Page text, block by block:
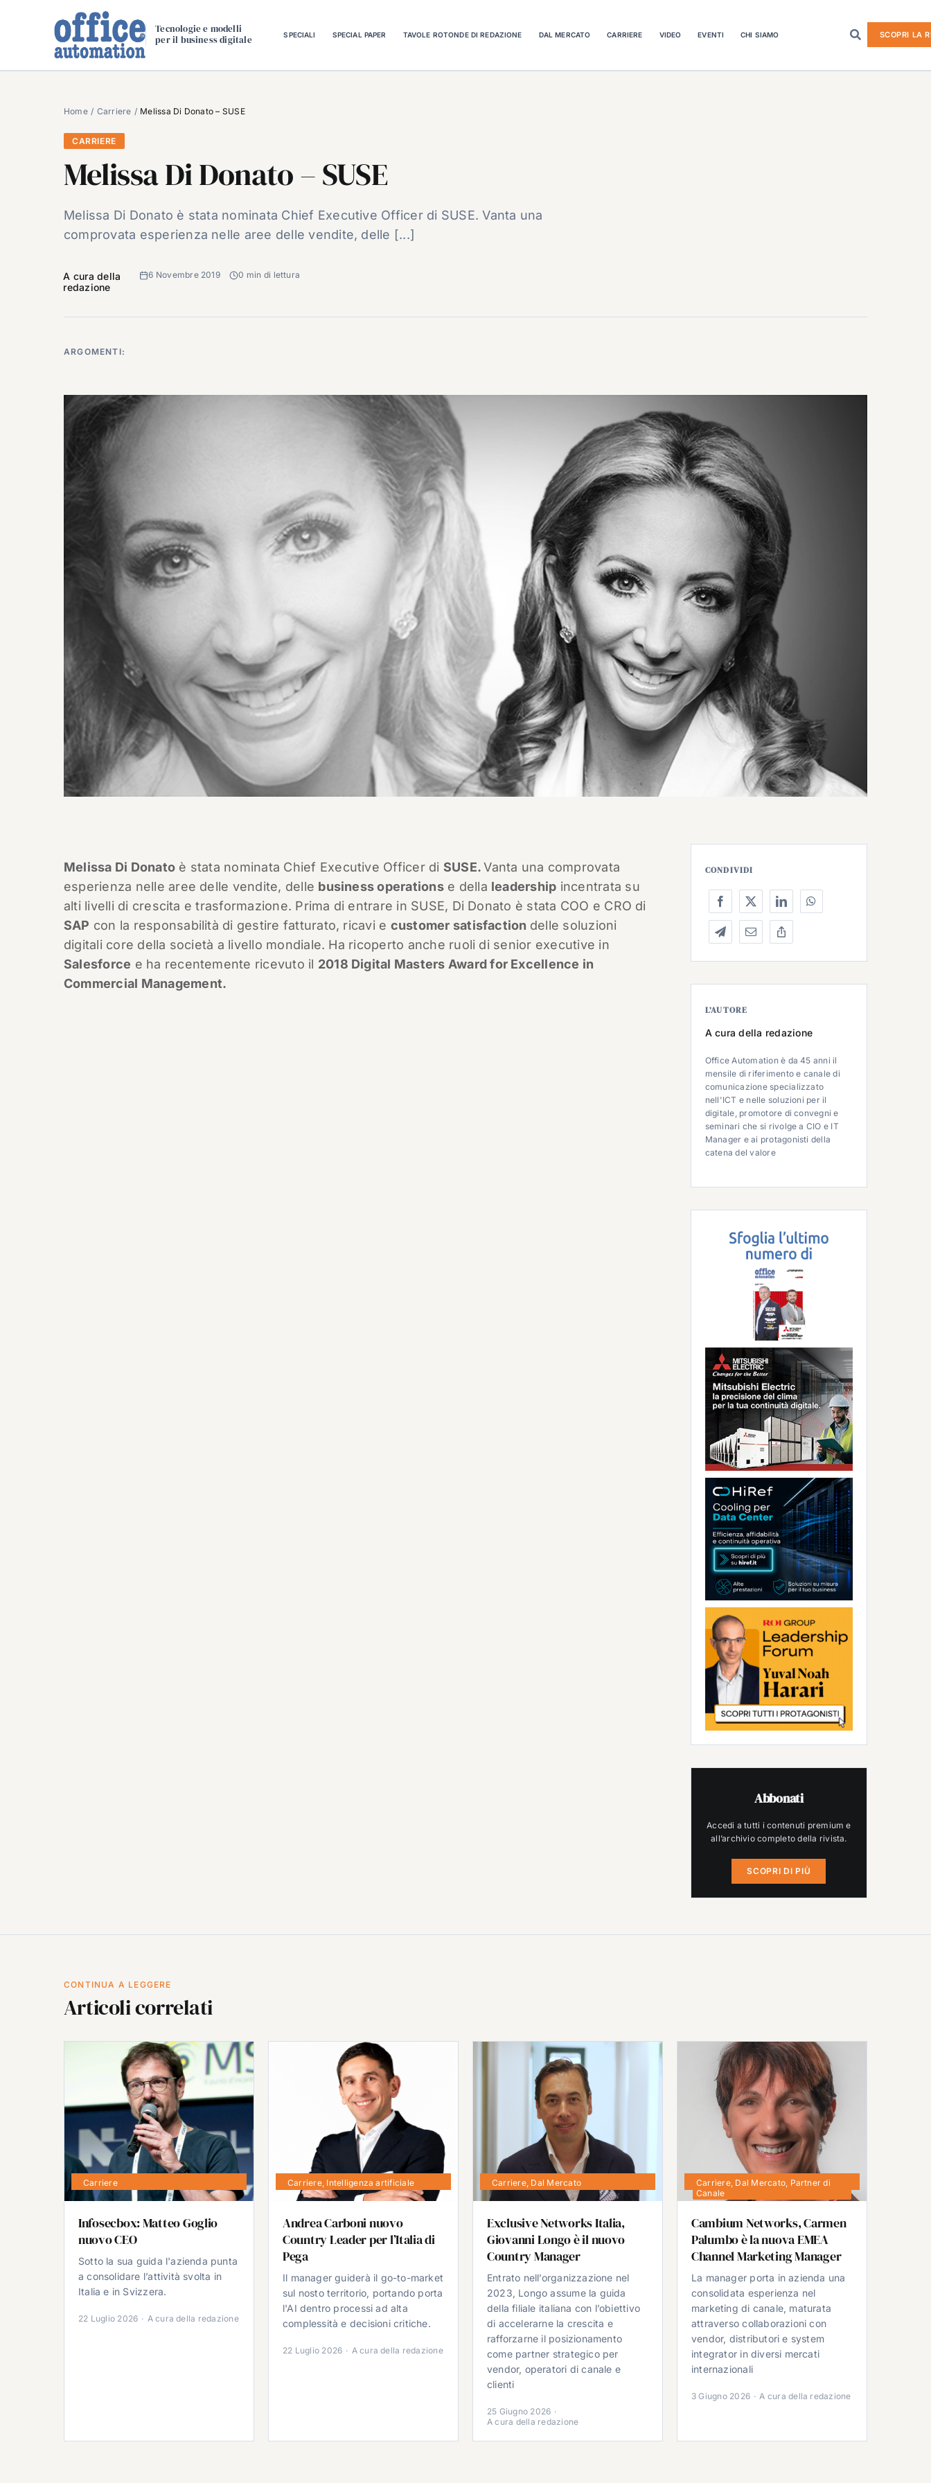
Tecnologie e modelli
per il business digitale
SPECIALI SPECIAL PAPER TAVOLE ROTONDE DI REDAZIONE DAL MERCATO CARRIERE VIDEO EVENTI CHI SIAMO SCOPRI LA
Home Carriere Melissa Di Donato – SUSE
CARRIERE
Melissa Di Donato – SUSE
Melissa Di Donato è stata nominata Chief Executive Officer di SUSE. Vanta una
comprovata esperienza nelle aree delle vendite, delle [...]
A cura della
redazione
6 Novembre 2019 0 min di lettura
ARGOMENTI:
Melissa Di Donato è stata nominata Chief Executive Officer di SUSE.Vanta una comprovata
esperienza nelle aree delle vendite, delle business operationse della leadership incentrata su
alti livelli di crescita e trasformazione. Prima di entrare in SUSE, Di Donato è stata COO e CRO di
SAP con la responsabilità di gestire fatturato, ricavi e customer satisfaction delle soluzioni
digitali core della società a livello mondiale. Ha ricoperto anche ruoli di senior executive in
Salesforce e ha recentemente ricevuto il 2018 Digital Masters Award for Excellence in
Commercial Management.
CONDIVIDI
L’AUTORE
A cura della redazione
Office Automation è da 45 anni il
mensile di riferimento e canale di
comunicazione specializzato
nell'ICT e nelle soluzioni per il
digitale, promotore di convegni e
seminari che si rivolge a CIO e IT
Manager e ai protagonisti della
catena del valore
Abbonati
Accedi a tutti i contenuti premium e
all’archivio completo della rivista.
SCOPRI DI PIÙ
CONTINUA A LEGGERE
Articoli correlati
Carriere
Infosecbox: Matteo Goglio
nuovo CEO
Sotto la sua guida l'azienda punta
a consolidare l’attività svolta in
Italia e in Svizzera.
22 Luglio 2026 · A cura della redazione
Carriere, Intelligenza artificiale
Andrea Carboni nuovo
Country Leader per l’Italia di
Pega
Il manager guiderà il go-to-market
sul nosto territorio, portando porta
l'AI dentro processi ad alta
complessità e decisioni critiche.
22 Luglio 2026 · A cura della redazione
Carriere, Dal Mercato
Exclusive Networks Italia,
Giovanni Longo è il nuovo
Country Manager
Entrato nell’organizzazione nel
2023, Longo assume la guida
della filiale italiana con l’obiettivo
di accelerarne la crescita e
rafforzarne il posizionamento
come partner strategico per
vendor, operatori di canale e
clienti
25 Giugno 2026 ·
A cura della redazione
Carriere, Dal Mercato Partner di
Canale
Cambium Networks, Carmen
Palumbo è la nuova EMEA
Channel Marketing Manager
La manager porta in azienda una
consolidata esperienza nel
marketing di canale, maturata
attraverso collaborazioni con
vendor, distributori e system
integrator in diversi mercati
internazionali
3 Giugno 2026 · A cura della redazione